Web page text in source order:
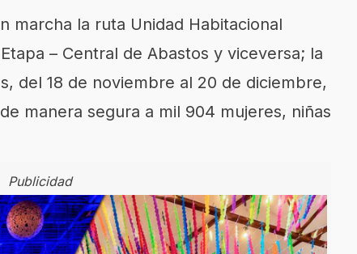
marcha la ruta Unidad Habitacional
– Central de Abastos y viceversa; la
del 18 de noviembre al 20 de diciembre,
de manera segura a mil 904 mujeres, niñas
Publicidad